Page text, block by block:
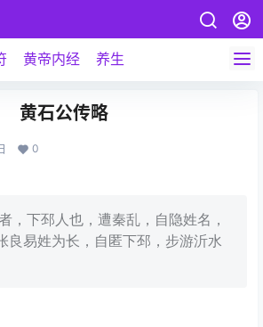
黄帝内经 养生
黄石公传略
0
，下邳人也，遭秦乱，自隐姓名，
良易姓为长，自匿下邳，步游沂水